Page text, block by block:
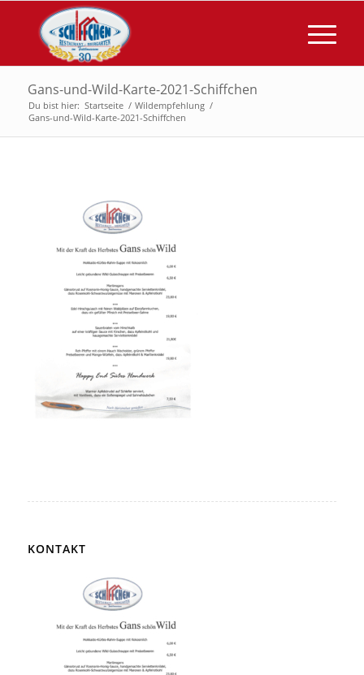
Gans-und-Wild-Karte-2021-Schiffchen
Du bist hier: Startseite / Wildempfehlung /
Gans-und-Wild-Karte-2021-Schiffchen
KONTAKT